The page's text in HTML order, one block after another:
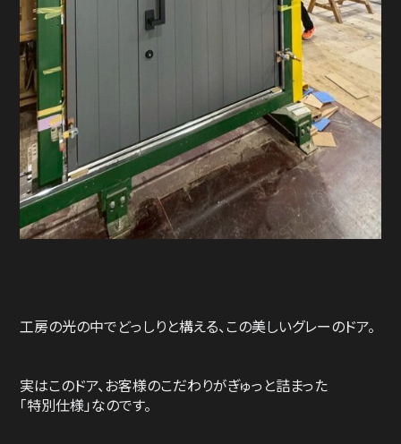
工房の光の中でどっしりと構える、この美しいグレーのドア。
実はこのドア、お客様のこだわりがぎゅっと詰まった
「特別仕様」なのです。